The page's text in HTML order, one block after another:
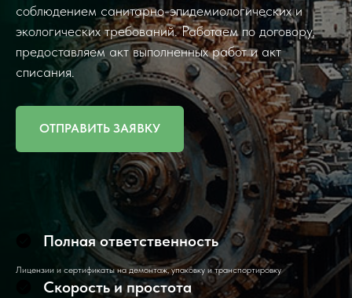
соблюдением санитарно-эпидемиологических и
экологических требований. Работаем по договору,
предоставляем акт выполненных работ и акт
списания.
ОТПРАВИТЬ ЗАЯВКУ
Полная ответственность
Лицензии и сертификаты на демонтаж, упаковку и транспортировку
Скорость и простота